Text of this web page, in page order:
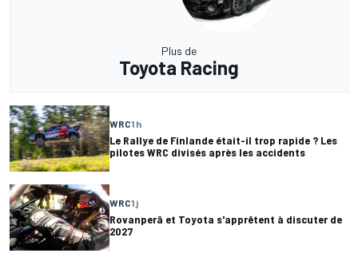
Plus de
Toyota Racing
WRC1 h
Le Rallye de Finlande était-il trop rapide ? Les
pilotes WRC divisés après les accidents
WRC1 j
Rovanperä et Toyota s'apprêtent à discuter de
2027